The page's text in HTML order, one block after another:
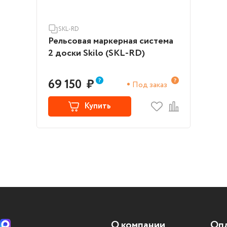
SKL-RD
Рельсовая маркерная система
2 доски Skilo (SKL-RD)
69 150 ₽ Под заказ
Купить